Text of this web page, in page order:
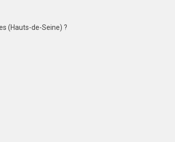
(Hauts-de-Seine) ?